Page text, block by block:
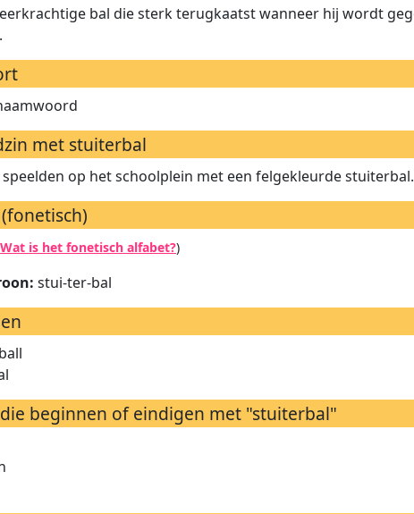
bal die sterk terugkaatst wanneer hij wordt
met stuiterbal
op het schoolplein met een felgekleurde stuiterbal.
Wat is het fonetisch alfabet?)
stui-ter-bal
beginnen of eindigen met "stuiterbal"